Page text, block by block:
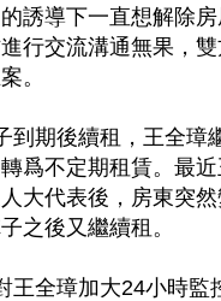
誘導下一直想解除房
行交流溝通無果，雙
。
到期後續租，王全璋
爲不定期租賃。最
大代表後，房東突然
之後又繼續租。
王全璋加大24小時監